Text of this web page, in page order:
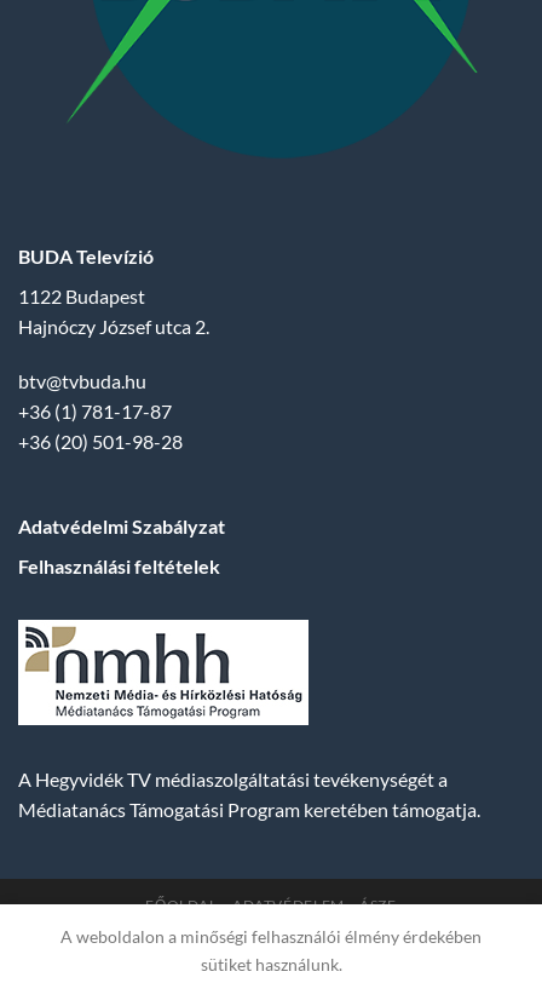
BUDA Televízió
1122 Budapest
Hajnóczy József utca 2.
btv@tvbuda.hu
+36 (1) 781-17-87
+36 (20) 501-98-28
Adatvédelmi Szabályzat
Felhasználási feltételek
A Hegyvidék TV médiaszolgáltatási tevékenységét a
Médiatanács Támogatási Program keretében támogatja.
FŐOLDAL ADATVÉDELEM ÁSZF
Copyright 2007-2026 © BUDA TV | Hegyvidék Média
Műsorszolgáltató Kft. | Budapest, Hungary, XII. Hajnóczy József
A weboldalon a minőségi felhasználói élmény érdekében
sütiket használunk.